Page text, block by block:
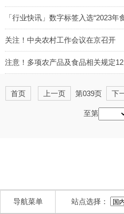
「行业快讯」数字标签入选“2023
关注！中央农村工作会议在京召开
注意！多项农产品及食品相关规定
首页 上一页 第039页 下
至第
导航菜单 站点选择：